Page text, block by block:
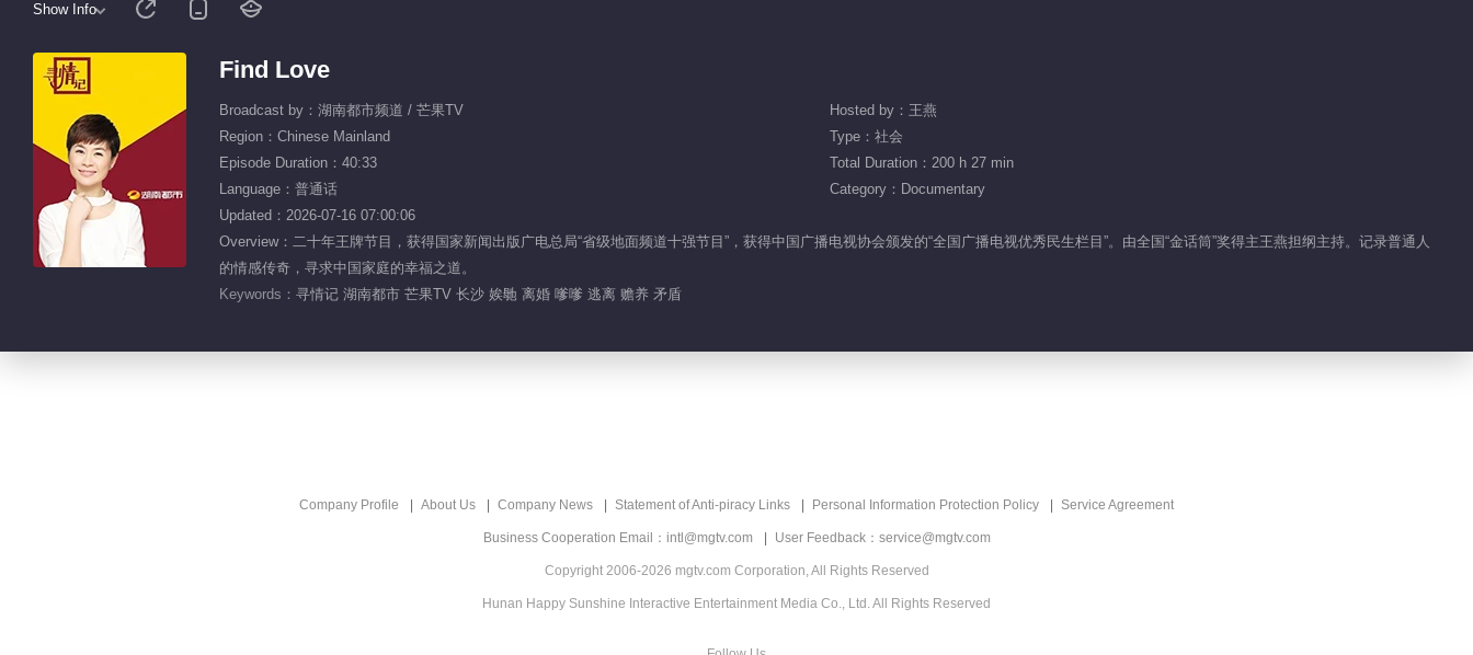
相恋两年一地鸡毛 是爱得
美女主播爱上房产中介 生
Show Info
Find Love
Broadcast by：湖南都市频道 / 芒果TV
Hosted by：王燕
Region：Chinese Mainland
Type：社会
Episode Duration：40:33
Total Duration：200 h 27 min
Language：普通话
Category：Documentary
Updated：2026-07-16 07:00:06
Overview：二十年王牌节目，获得国家新闻出版广电总局“省级地面频道十强节目”，获得中国广播电视协会颁发的“全国广播电视优秀民生栏目”。由全国“金话筒”奖得主王燕担纲主持。记录普通人
的情感传奇，寻求中国家庭的幸福之道。
Keywords： 寻情记 湖南都市 芒果TV 长沙 娭毑 离婚 嗲嗲 逃离 赡养 矛盾
Company Profile About Us Company News Statement of Anti-piracy Links Personal Information Protection Policy Service Agreement
Business Cooperation Email：intl@mgtv.com User Feedback：service@mgtv.com
Copyright 2006-2026 mgtv.com Corporation, All Rights Reserved
Hunan Happy Sunshine Interactive Entertainment Media Co., Ltd. All Rights Reserved